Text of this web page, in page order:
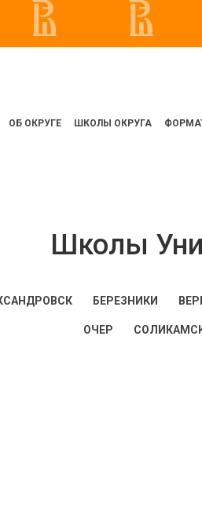
ОБ ОКРУГЕ ШКОЛЫ ОКРУГА
Школы
БЕРЕЗНИКИ
ОЧЕР